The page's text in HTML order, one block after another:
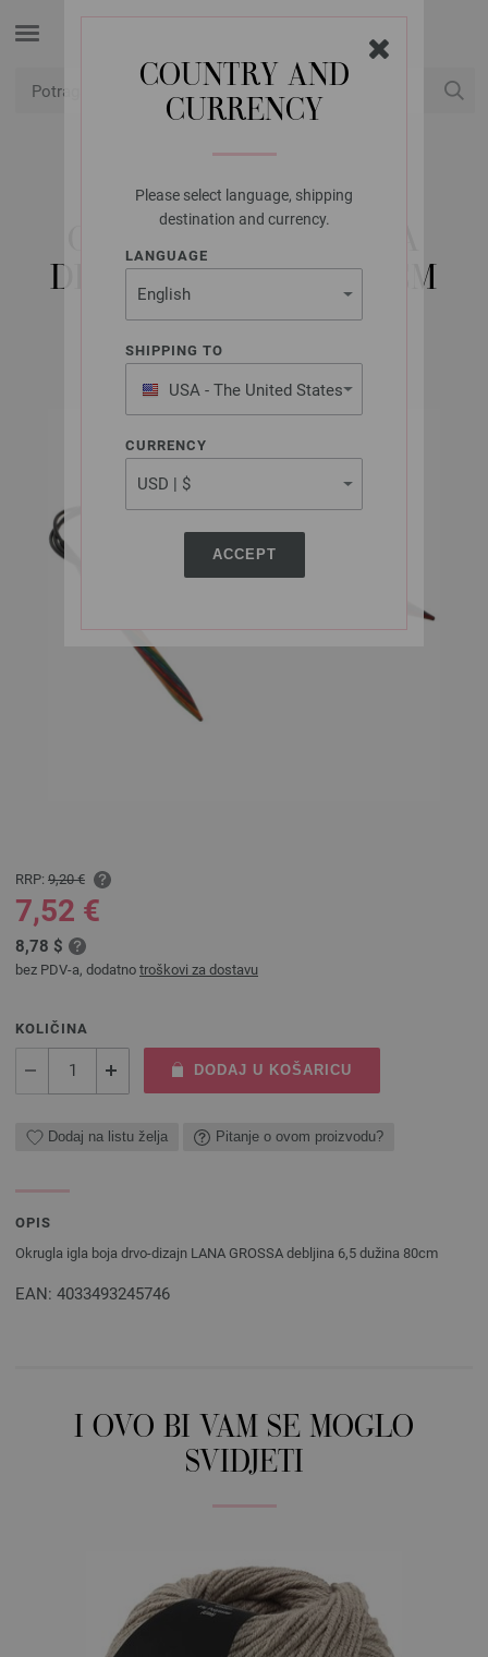
COUNTRY AND
CURRENCY
Please select language, shipping
destination and currency.
LANGUAGE
SHIPPING TO
USA - The United States
of America
CURRENCY
ACCEPT
LANA GROSSA
OKRUGLA IGLA BOJA
DRVO-DIZAJN 6,5/80CM
RRP: 9,20 €
7,52 €
8,78 $
bez PDV-a, dodatno troškovi za dostavu
KOLIČINA
DODAJ U KOŠARICU
Dodaj na listu želja Pitanje o ovom proizvodu?
OPIS
Okrugla igla boja drvo-dizajn LANA GROSSA debljina 6,5 dužina 80cm
EAN: 4033493245746
I OVO BI VAM SE MOGLO
SVIDJETI